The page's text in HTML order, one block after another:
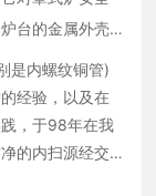
台的金属外壳
其次，在退火
使他们置于正
进行氢气入口
以确保炉台、
是内螺纹铜管)
经验，以及在
，于98年在我
的内扫源经交